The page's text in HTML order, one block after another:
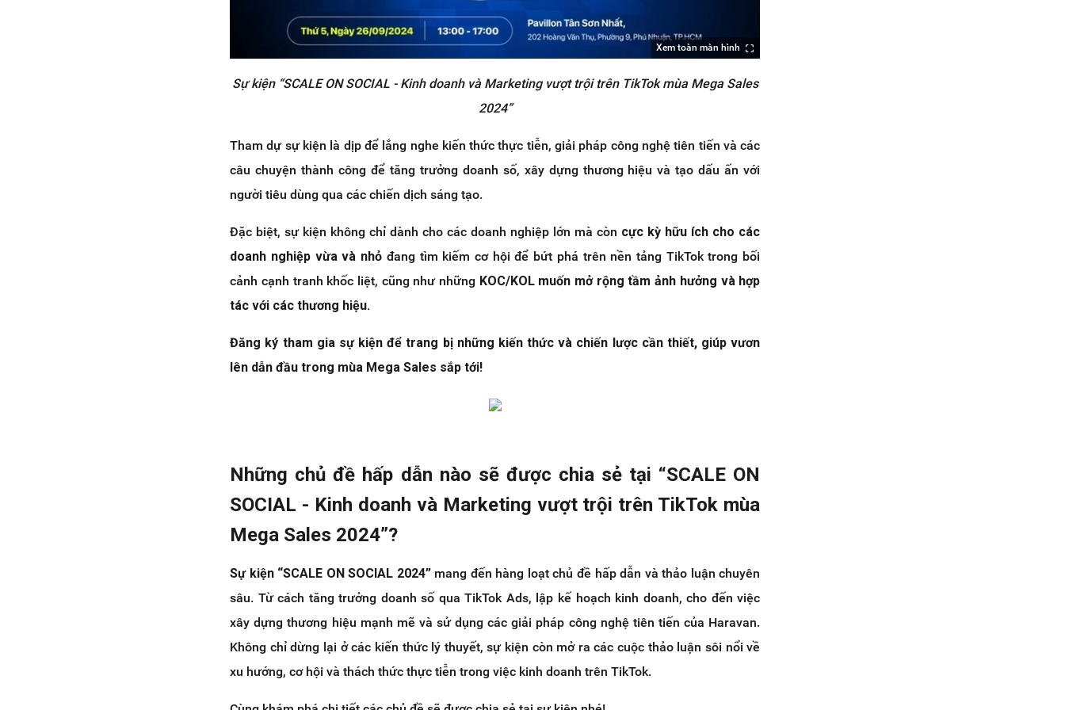
Xem toàn màn hình
Sự kiện “SCALE ON SOCIAL - Kinh doanh và Marketing vượt trội trên TikTok mùa Mega Sales
2024”
Tham dự sự kiện là dịp để lắng nghe kiến thức thực tiễn, giải pháp công nghệ tiên tiến và các
câu chuyện thành công để tăng trưởng doanh số, xây dựng thương hiệu và tạo dấu ấn với
người tiêu dùng qua các chiến dịch sáng tạo.
Đặc biệt, sự kiện không chỉ dành cho các doanh nghiệp lớn mà còn cực kỳ hữu ích cho các
doanh nghiệp vừa và nhỏ đang tìm kiếm cơ hội để bứt phá trên nền tảng TikTok trong bối
cảnh cạnh tranh khốc liệt, cũng như những KOC/KOL muốn mở rộng tầm ảnh hưởng và hợp
tác với các thương hiệu.
Đăng ký tham gia sự kiện để trang bị những kiến thức và chiến lược cần thiết, giúp vươn
lên dẫn đầu trong mùa Mega Sales sắp tới!
Những chủ đề hấp dẫn nào sẽ được chia sẻ tại “SCALE ON
SOCIAL - Kinh doanh và Marketing vượt trội trên TikTok mùa
Mega Sales 2024”?
Sự kiện “SCALE ON SOCIAL 2024”mang đến hàng loạt chủ đề hấp dẫn và thảo luận chuyên
sâu. Từ cách tăng trưởng doanh số qua TikTok Ads, lập kế hoạch kinh doanh, cho đến việc
xây dựng thương hiệu mạnh mẽ và sử dụng các giải pháp công nghệ tiên tiến của Haravan.
Không chỉ dừng lại ở các kiến thức lý thuyết, sự kiện còn mở ra các cuộc thảo luận sôi nổi về
xu hướng, cơ hội và thách thức thực tiễn trong việc kinh doanh trên TikTok.